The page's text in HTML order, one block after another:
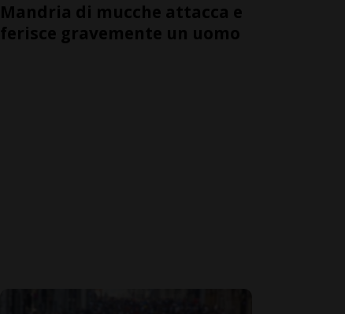
Mandria di mucche attacca e
ferisce gravemente un uomo